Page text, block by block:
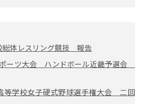
体レスリング競技 報告
ーツ大会 ハンドボール近畿予選会
学校女子硬式野球選手権大会 二回